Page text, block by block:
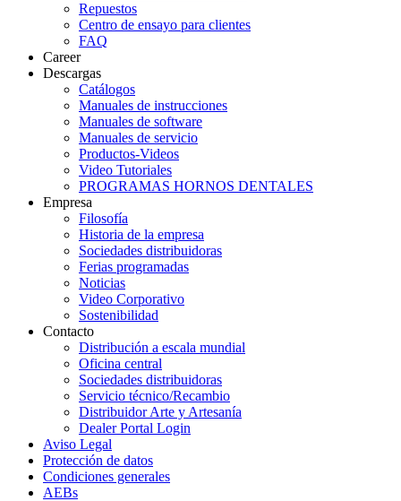
Repuestos
Centro de ensayo para clientes
FAQ
Career
Descargas
Catálogos
Manuales de instrucciones
Manuales de software
Manuales de servicio
Productos-Videos
Video Tutoriales
PROGRAMAS HORNOS DENTALES
Empresa
Filosofía
Historia de la empresa
Sociedades distribuidoras
Ferias programadas
Noticias
Video Corporativo
Sostenibilidad
Contacto
Distribución a escala mundial
Oficina central
Sociedades distribuidoras
Servicio técnico/Recambio
Distribuidor Arte y Artesanía
Dealer Portal Login
Aviso Legal
Protección de datos
Condiciones generales
AEBs